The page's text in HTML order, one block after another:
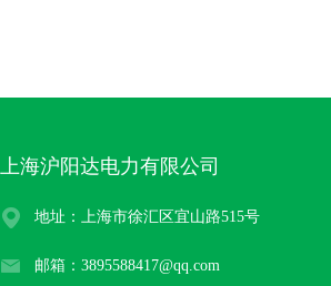
上海沪阳达电力有限公司
地址：上海市徐汇区宜山路515号
邮箱：3895588417@qq.com